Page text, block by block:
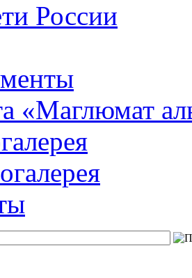
России
«Маглюмат